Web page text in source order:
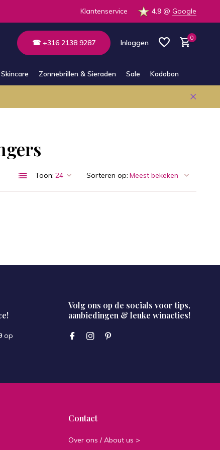
winkel Altijd bereikbaar via E-mail en Whatsapp
Klantenservice 4.9 @ Google
☎ +316 2138 9287 Inloggen
0
Zonnebrillen & Sieraden Sale Kadobon
Toon: Sorteren op:
op
Volg ons op de socials voor tips,
aanbiedingen & leuke winacties!
Contact
Over ons / About us >